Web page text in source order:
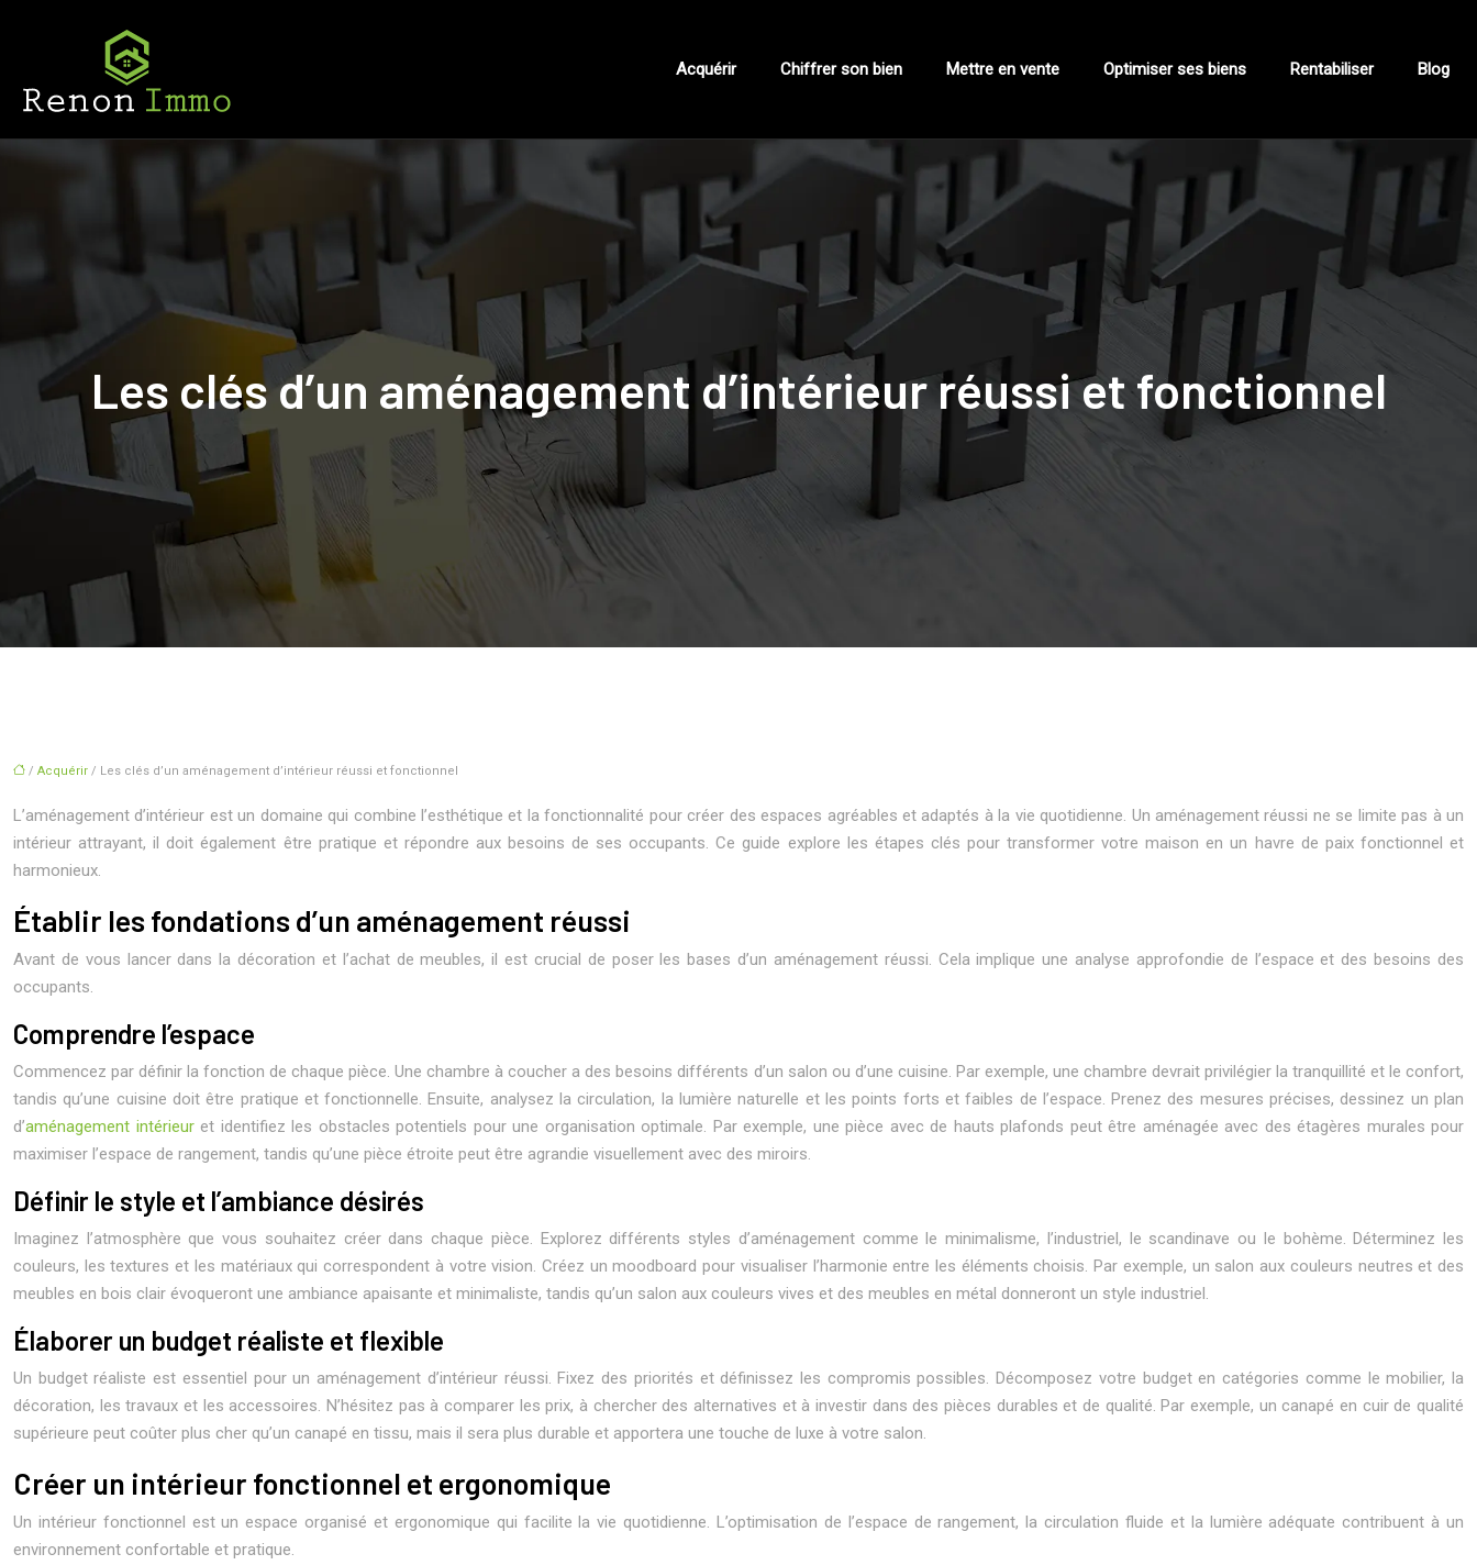
Acquérir Chiffrer son bien Mettre en vente Optimiser ses biens Rentabiliser Blog
Les clés d’un aménagement d’intérieur réussi et fonctionnel
/ Acquérir / Les clés d’un aménagement d’intérieur réussi et fonctionnel
L’aménagement d’intérieur est un domaine qui combine l’esthétique et la fonctionnalité pour créer des espaces agréables et adaptés à la vie quotidienne. Un aménagement réussi ne se limite pas à un
intérieur attrayant, il doit également être pratique et répondre aux besoins de ses occupants. Ce guide explore les étapes clés pour transformer votre maison en un havre de paix fonctionnel et
harmonieux.
Établir les fondations d’un aménagement réussi
Avant de vous lancer dans la décoration et l’achat de meubles, il est crucial de poser les bases d’un aménagement réussi. Cela implique une analyse approfondie de l’espace et des besoins des
occupants.
Comprendre l’espace
Commencez par définir la fonction de chaque pièce. Une chambre à coucher a des besoins différents d’un salon ou d’une cuisine. Par exemple, une chambre devrait privilégier la tranquillité et le confort,
tandis qu’une cuisine doit être pratique et fonctionnelle. Ensuite, analysez la circulation, la lumière naturelle et les points forts et faibles de l’espace. Prenez des mesures précises, dessinez un plan
d’aménagement intérieuret identifiez les obstacles potentiels pour une organisation optimale. Par exemple, une pièce avec de hauts plafonds peut être aménagée avec des étagères murales pour
maximiser l’espace de rangement, tandis qu’une pièce étroite peut être agrandie visuellement avec des miroirs.
Définir le style et l’ambiance désirés
Imaginez l’atmosphère que vous souhaitez créer dans chaque pièce. Explorez différents styles d’aménagement comme le minimalisme, l’industriel, le scandinave ou le bohème. Déterminez les
couleurs, les textures et les matériaux qui correspondent à votre vision. Créez un moodboard pour visualiser l’harmonie entre les éléments choisis. Par exemple, un salon aux couleurs neutres et des
meubles en bois clair évoqueront une ambiance apaisante et minimaliste, tandis qu’un salon aux couleurs vives et des meubles en métal donneront un style industriel.
Élaborer un budget réaliste et flexible
Un budget réaliste est essentiel pour un aménagement d’intérieur réussi. Fixez des priorités et définissez les compromis possibles. Décomposez votre budget en catégories comme le mobilier, la
décoration, les travaux et les accessoires. N’hésitez pas à comparer les prix, à chercher des alternatives et à investir dans des pièces durables et de qualité. Par exemple, un canapé en cuir de qualité
supérieure peut coûter plus cher qu’un canapé en tissu, mais il sera plus durable et apportera une touche de luxe à votre salon.
Créer un intérieur fonctionnel et ergonomique
Un intérieur fonctionnel est un espace organisé et ergonomique qui facilite la vie quotidienne. L’optimisation de l’espace de rangement, la circulation fluide et la lumière adéquate contribuent à un
environnement confortable et pratique.